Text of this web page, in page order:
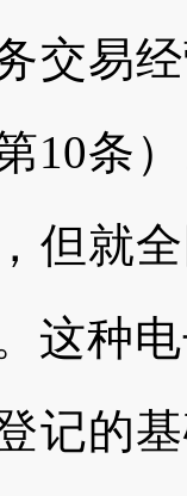
交易
10条
但就
这种
记的